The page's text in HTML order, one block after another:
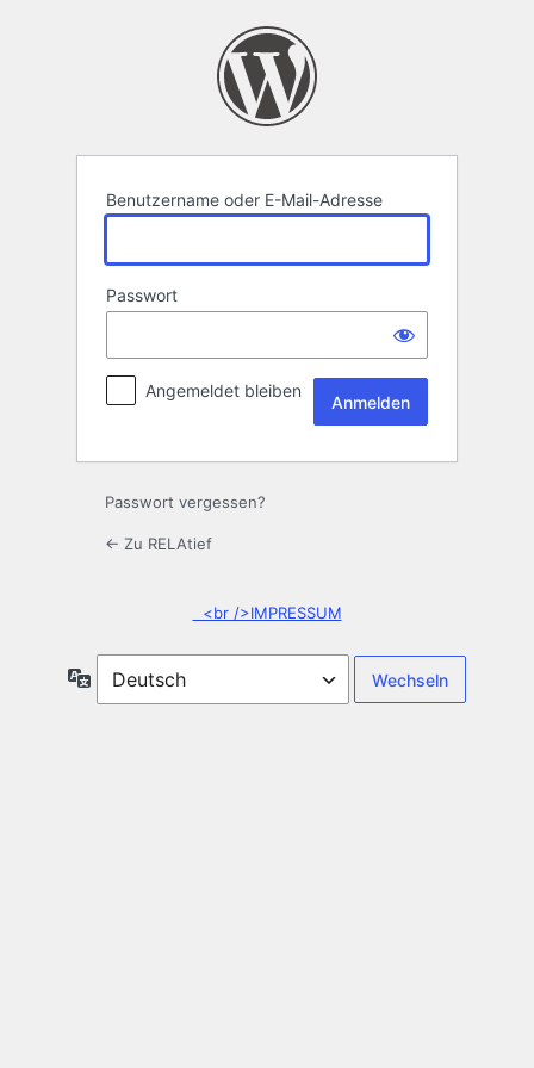
Benutzername oder E-Mail-Adresse
Passwort
Angemeldet bleiben
Passwort vergessen?
← Zu RELAtief
<br />IMPRESSUM
Sprache